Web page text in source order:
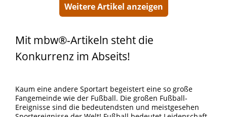
Weitere Artikel anzeigen
Mit mbw®-Artikeln steht die
Konkurrenz im Abseits!
Kaum eine andere Sportart begeistert eine so große
Fangemeinde wie der Fußball. Die großen Fußball-
Ereignisse sind die bedeutendsten und meistgesehen